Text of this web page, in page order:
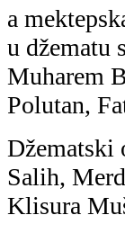
a
u džematu
Muharem
Polutan,
Džematski
Salih,
Klisura